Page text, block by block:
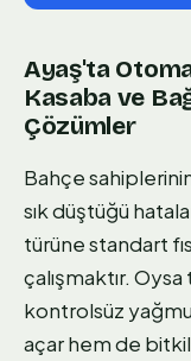
Ayaş'ta
Kasaba ve
Çözümler
Bahçe
sık düştüğü
türüne standart
çalışmaktır.
kontrolsüz
açar hem de